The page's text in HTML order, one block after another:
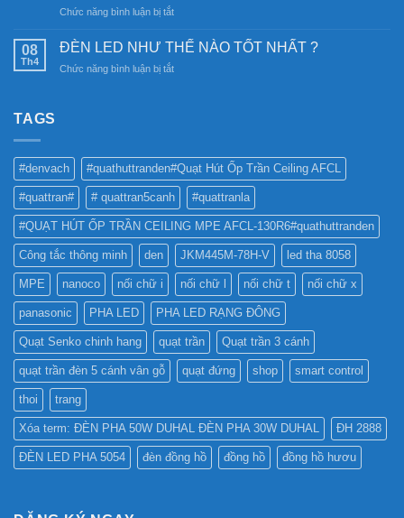
nghệ
sáng
Đèn
Nam
6SS-
Chức năng bình luận bị tắtở
NÊN
DỤNG
QUẢNG
CÁO?
08
Th4
ĐÈN LED NHƯ THẾ NÀO TỐT NHẤT ?
Chức năng bình luận bị tắtở
TỐT
NHẤT
?
TAGS
#denvach #quathuttranden#Quạt Hút Ốp Trần Ceiling AFCL
#quattran# # quattran5canh #quattranla
#QUẠT HÚT ỐP TRẦN CEILING MPE AFCL-130R6#quathuttranden
Công tắc thông minh den JKM445M-78H-V led tha 8058
MPE nanoco nối chữ i nối chữ l nối chữ t nối chữ x
panasonic PHA LED PHA LED RẠNG ĐÔNG
Quạt Senko chinh hang quạt trần Quạt trần 3 cánh
quạt trần đèn 5 cánh vân gỗ quạt đứng shop smart control
thoi trang
Xóa term: ĐÈN PHA 50W DUHAL ĐÈN PHA 30W DUHAL ĐH 2888
ĐÈN LED PHA 5054 đèn đồng hồ đồng hồ đồng hồ hươu